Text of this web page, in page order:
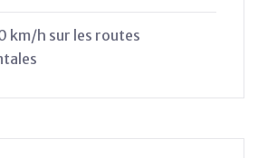
km/h sur les routes